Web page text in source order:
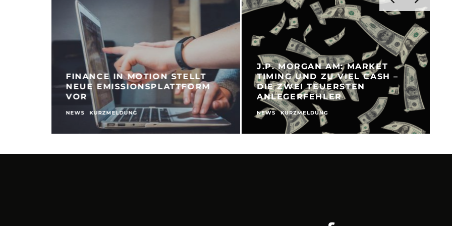
FINANCE IN MOTION STELLT
NEUE EMISSIONSPLATTFORM
VOR
NEWS KURZMELDUNG
J.P. MORGAN AM: MARKET
TIMING UND ZU VIEL CASH –
DIE ZWEI TEUERSTEN
ANLEGERFEHLER
NEWS KURZMELDUNG